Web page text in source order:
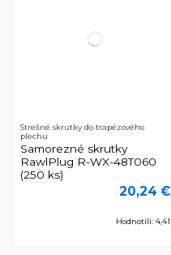
Strešné skrutky do trapézového
plechu
Samorezné skrutky
RawlPlug R-WX-48T060
(250 ks)
20,24 €
Hodnotili: 4,41